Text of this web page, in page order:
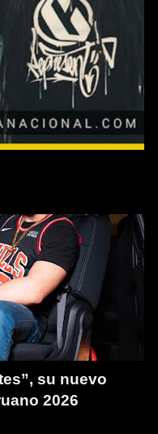
su nuevo
2026